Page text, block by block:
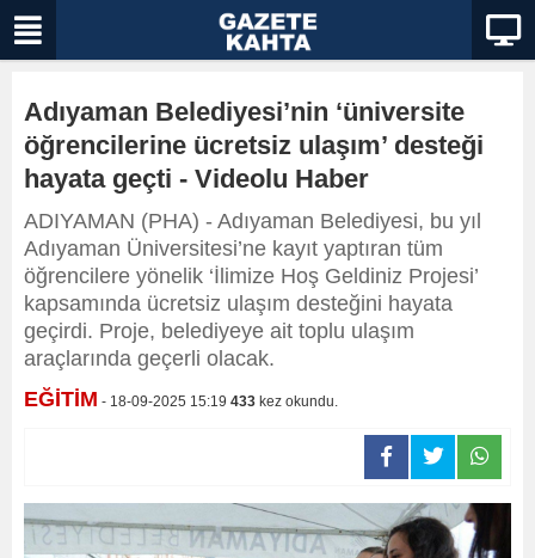
Adıyaman Belediyesi’nin ‘üniversite
öğrencilerine ücretsiz ulaşım’ desteği
hayata geçti - Videolu Haber
ADIYAMAN (PHA) - Adıyaman Belediyesi, bu yıl
Adıyaman Üniversitesi’ne kayıt yaptıran tüm
öğrencilere yönelik ‘İlimize Hoş Geldiniz Projesi’
kapsamında ücretsiz ulaşım desteğini hayata
geçirdi. Proje, belediyeye ait toplu ulaşım
araçlarında geçerli olacak.
EĞİTİM - 18-09-2025 15:19 433 kez okundu.